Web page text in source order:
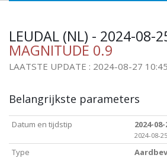
LEUDAL (NL) - 2024-08-
MAGNITUDE 0.9
LAATSTE UPDATE : 2024-08-27
Belangrijkste parameters
Datum en tijdstip 2024-
2024-08-
Type